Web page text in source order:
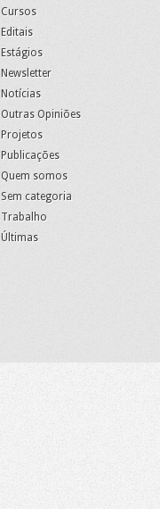
Cursos
Editais
Estágios
Newsletter
Notícias
Outras Opiniões
Projetos
Publicações
Quem somos
Sem categoria
Trabalho
Últimas